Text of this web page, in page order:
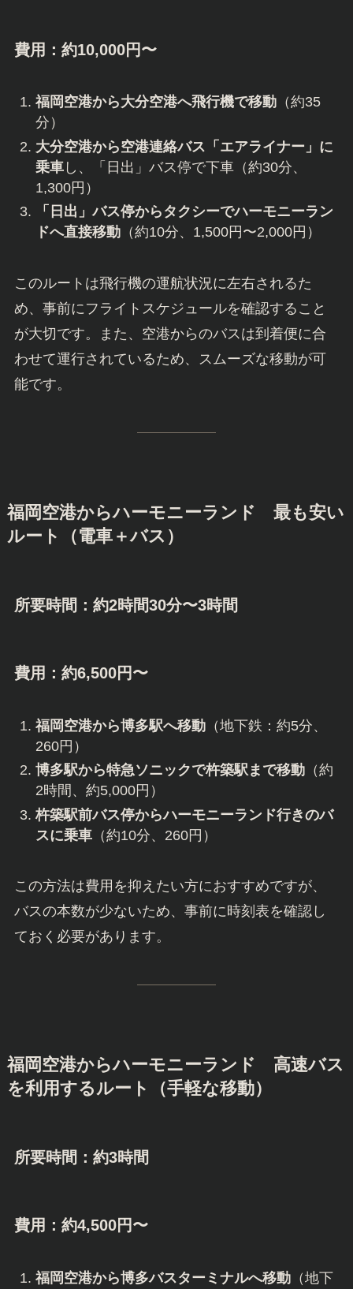
費用：約10,000円〜
福岡空港から大分空港へ飛行機で移動（約35
分）
大分空港から空港連絡バス「エアライナー」に
乗車し、「日出」バス停で下車（約30分、
1,300円）
「日出」バス停からタクシーでハーモニーラン
ドへ直接移動（約10分、1,500円〜2,000円）
このルートは飛行機の運航状況に左右されるた
め、事前にフライトスケジュールを確認すること
が大切です。また、空港からのバスは到着便に合
わせて運行されているため、スムーズな移動が可
能です。
福岡空港からハーモニーランド 最も安い
ルート（電車＋バス）
所要時間：約2時間30分〜3時間
費用：約6,500円〜
福岡空港から博多駅へ移動（地下鉄：約5分、
260円）
博多駅から特急ソニックで杵築駅まで移動（約
2時間、約5,000円）
杵築駅前バス停からハーモニーランド行きのバ
スに乗車（約10分、260円）
この方法は費用を抑えたい方におすすめですが、
バスの本数が少ないため、事前に時刻表を確認し
ておく必要があります。
福岡空港からハーモニーランド 高速バス
を利用するルート（手軽な移動）
所要時間：約3時間
費用：約4,500円〜
福岡空港から博多バスターミナルへ移動（地下